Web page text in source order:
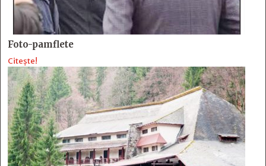
Foto-pamflete
Citește!